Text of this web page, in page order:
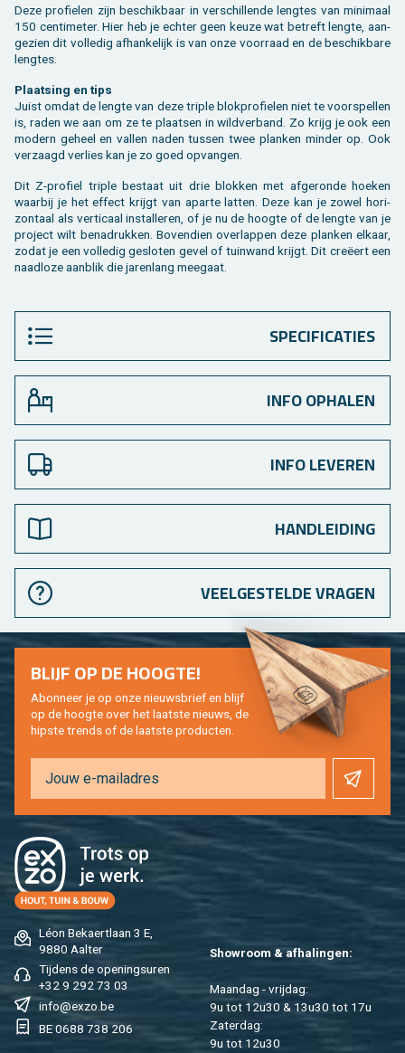
Deze pro­fie­len zijn be­schik­baar in ver­schil­len­de leng­tes van mi­ni­maal
150 cen­ti­me­ter. Hier heb je ech­ter geen keuze wat be­treft leng­te, aan­
ge­zien dit vol­le­dig af­han­ke­lijk is van onze voor­raad en de be­schik­ba­re
leng­tes.
Plaat­sing en tips
Juist omdat de leng­te van deze tri­ple blok­pro­fie­len niet te voor­spel­len
is, raden we aan om ze te plaat­sen in wild­ver­band. Zo krijg je ook een
mo­dern ge­heel en val­len naden tus­sen twee plan­ken min­der op. Ook
ver­zaagd ver­lies kan je zo goed op­van­gen.
Dit Z-pro­fiel tri­ple be­staat uit drie blok­ken met af­ge­ron­de hoe­ken
waar­bij je het ef­fect krijgt van apar­te lat­ten. Deze kan je zowel ho­ri­
zon­taal als ver­ti­caal in­stal­le­ren, of je nu de hoog­te of de leng­te van je
pro­ject wilt be­na­druk­ken. Bo­ven­dien over­lap­pen deze plan­ken el­kaar,
zodat je een vol­le­dig ge­slo­ten gevel of tuin­wand krijgt. Dit creëert een
naad­lo­ze aan­blik die ja­ren­lang mee­gaat.
SPECIFICATIES
INFO OPHALEN
INFO LEVEREN
HANDLEIDING
VEELGESTELDE VRAGEN
Léon Be­kaert­laan 3 E,
9880 Aal­ter
Tij­dens de ope­nings­uren
+32 9 292 73 03
info@​exzo.​be
BE 0688 738 206
Show­room & af­ha­lin­gen:
Maan­dag - vrij­dag:
9u tot 12u30 & 13u30 tot 17u
Za­ter­dag:
9u tot 12u30
BLIJF OP DE HOOG­TE!
Abon­neer je op onze nieuws­brief en blijf
op de hoog­te over het laat­ste nieuws, de
hip­s­te trends of de laat­ste pro­duc­ten.